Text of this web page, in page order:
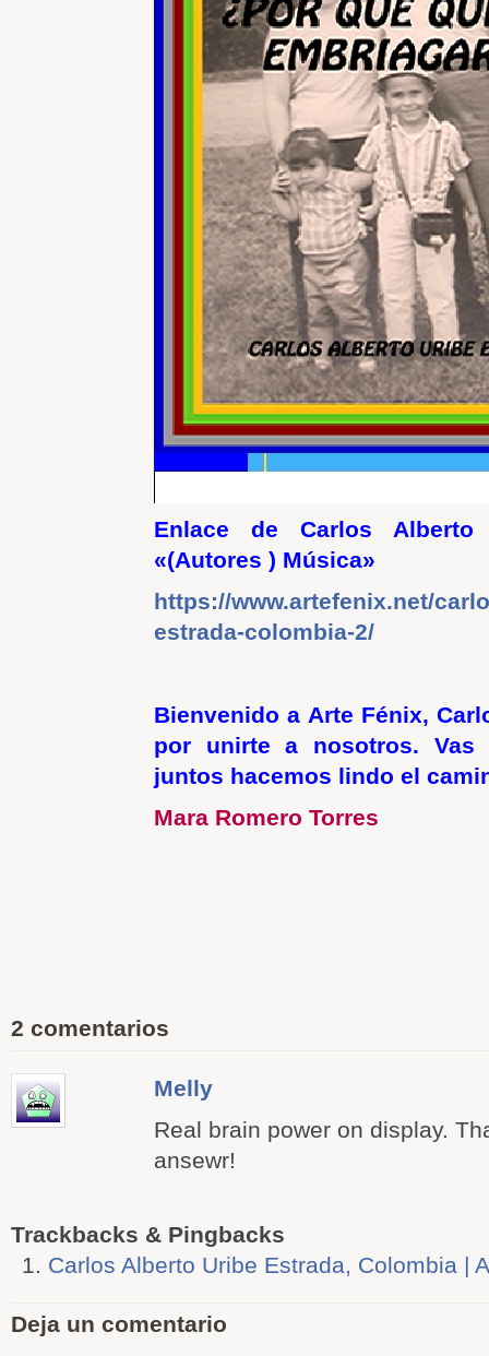
Enlace de Carlos
«(Autores ) Música»
https://www.artefenix.net/
estrada-colombia-2/
Bienvenido a Arte Fénix,
por unirte a nosotros.
juntos hacemos lindo el
Mara Romero Torres
2 comentarios
Melly
Real brain power on display.
ansewr!
Trackbacks & Pingbacks
Carlos Alberto Uribe Estrada, Colombia |
Deja un comentario